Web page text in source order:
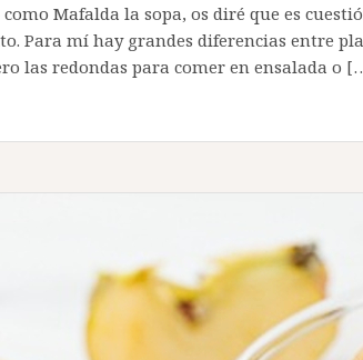
Mafalda la sopa, os diré que es
Para mí hay grandes diferencias entre
las redondas para comer en ensalada o